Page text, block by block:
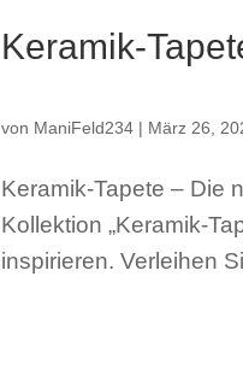
Keramik-
von ManiFeld234 | März 26,
Keramik-Tapete – Die
Kollektion „Keramik-
inspirieren. Verleihen